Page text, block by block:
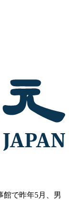
館で昨年5月、男